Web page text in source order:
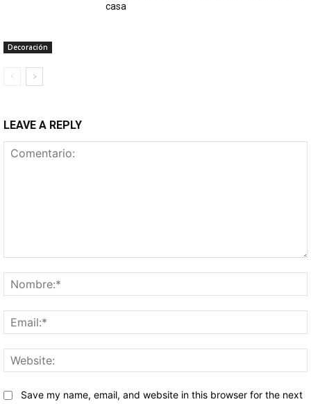
Decoración
casa
LEAVE A REPLY
Save my name, email, and website in this browser for the next